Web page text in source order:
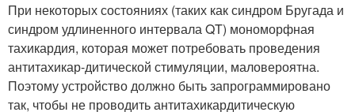
При некоторых состояниях (таких как синдром Бругада и
синдром удлиненного интервала QT) мономорфная
тахикардия, которая может потребовать проведения
антитахикар-дитической стимуляции, маловероятна.
Поэтому устройство должно быть запрограммировано
так, чтобы не проводить антитахикардитическую